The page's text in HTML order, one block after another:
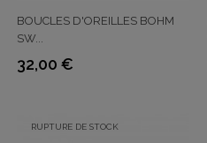
BOUCLES D'OREILLES BOHM
SW...
Prix
32,00 €
RUPTURE DE STOCK